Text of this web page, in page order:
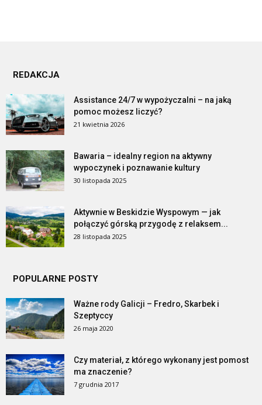
REDAKCJA
Assistance 24/7 w wypożyczalni – na jaką
pomoc możesz liczyć?
21 kwietnia 2026
Bawaria – idealny region na aktywny
wypoczynek i poznawanie kultury
30 listopada 2025
Aktywnie w Beskidzie Wyspowym — jak
połączyć górską przygodę z relaksem...
28 listopada 2025
POPULARNE POSTY
Ważne rody Galicji – Fredro, Skarbek i
Szeptyccy
26 maja 2020
Czy materiał, z którego wykonany jest pomost
ma znaczenie?
7 grudnia 2017